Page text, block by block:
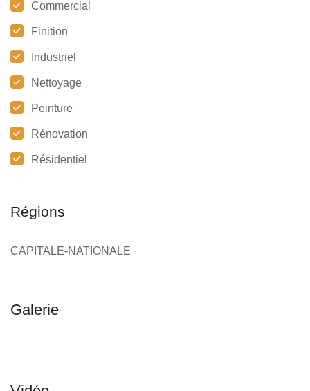
Commercial
Finition
Industriel
Nettoyage
Peinture
Rénovation
Résidentiel
Régions
CAPITALE-NATIONALE